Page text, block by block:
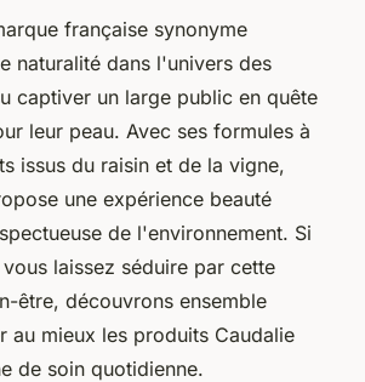
les produits
?
2023• 2 min de lecture
française synonyme
naturalité dans l'univers des
captiver un large public en quête
leur peau. Avec ses formules à
issus du raisin et de la vigne,
une expérience beauté
de l'environnement. Si
laissez séduire par cette
être, découvrons ensemble
au mieux les produits Caudalie
de soin quotidienne.